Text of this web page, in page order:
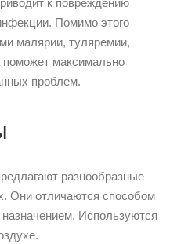
Помимо этого
малярии, туляремии,
поможет максимально
проблем.
разнообразные
Они отличаются способом
Используются